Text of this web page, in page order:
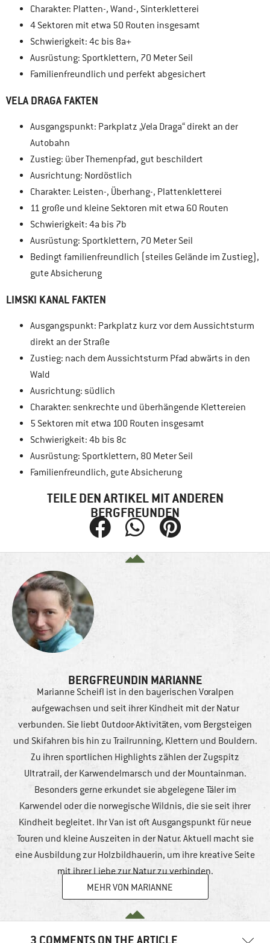
Charakter: Platten-, Wand-, Sinterkletterei
4 Sektoren mit etwa 50 Routen insgesamt
Schwierigkeit: 4c bis 8a+
Ausrüstung: Sportklettern, 70 Meter Seil
Familienfreundlich und perfekt abgesichert
VELA DRAGA FAKTEN
Ausgangspunkt: Parkplatz „Vela Draga“ direkt an der
Autobahn
Zustieg: über Themenpfad, gut beschildert
Ausrichtung: Nordöstlich
Charakter: Leisten-, Überhang-, Plattenkletterei
11 große und kleine Sektoren mit etwa 60 Routen
Schwierigkeit: 4a bis 7b
Ausrüstung: Sportklettern, 70 Meter Seil
Bedingt familienfreundlich (steiles Gelände im Zustieg),
gute Absicherung
LIMSKI KANAL FAKTEN
Ausgangspunkt: Parkplatz kurz vor dem Aussichtsturm
direkt an der Straße
Zustieg: nach dem Aussichtsturm Pfad abwärts in den
Wald
Ausrichtung: südlich
Charakter: senkrechte und überhängende Klettereien
5 Sektoren mit etwa 100 Routen insgesamt
Schwierigkeit: 4b bis 8c
Ausrüstung: Sportklettern, 80 Meter Seil
Familienfreundlich, gute Absicherung
TEILE DEN ARTIKEL MIT ANDEREN
BERGFREUNDEN
BERGFREUNDIN MARIANNE
Marianne Scheifl ist in den bayerischen Voralpen
aufgewachsen und seit ihrer Kindheit mit der Natur
verbunden. Sie liebt Outdoor-Aktivitäten, vom Bergsteigen
und Skifahren bis hin zu Trailrunning, Klettern und Bouldern.
Zu ihren sportlichen Highlights zählen der Zugspitz
Ultratrail, der Karwendelmarsch und der Mountainman.
Besonders gerne erkundet sie abgelegene Täler im
Karwendel oder die norwegische Wildnis, die sie seit ihrer
Kindheit begleitet. Ihr Van ist oft Ausgangspunkt für neue
Touren und kleine Auszeiten in der Natur. Aktuell macht sie
eine Ausbildung zur Holzbildhauerin, um ihre kreative Seite
mit ihrer Liebe zur Natur zu verbinden.
MEHR VON MARIANNE